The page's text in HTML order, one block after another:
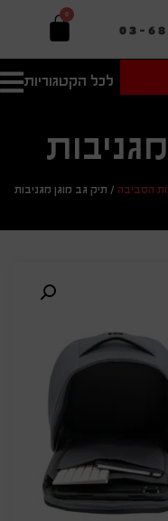
03-
0
לכל הקטגוריות
הסביבה/ תיק גב מוגן מגניבות